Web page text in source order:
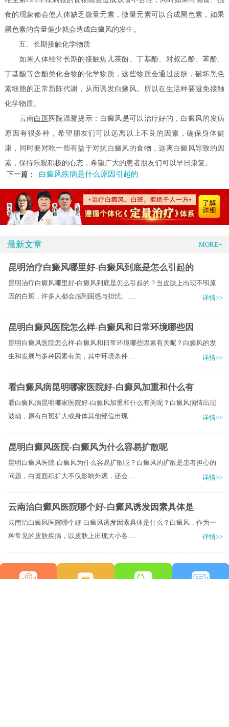
食的现象都会使人体缺乏微量元素，微量元素可以合成黑色素，如果
黑色素的含量偏少就会造成白癜风的发生。
五、长期接触化学物质
如果人体经常长期的接触焦儿茶酚、丁基酚、对叔乙酚、苯酚、
丁基酸等含酚类化合物的化学物质，这些物质会通过皮肤，破坏黑色
素细胞的正常新陈代谢，从而诱发白癜风。所以在生活种要避免接触
化学物质。
云南白斑 医院温馨提示：白癜风是可以治疗好的，白癜风的发病
原因有很多种，希望朋友们可以远离以上不良的因素，确保身体健
康，同时要对吃一些有益于对抗白癜风的食物，远离白癜风导致的因
素，保持乐观积极的心态，希望广大的患者朋友们可以早日康复。
下一篇：
白癜风疾病是什么原因引起的
最新文章 MORE+
昆明治疗白癜风哪里好-白癜风到底是怎么引起的
昆明治疗白癜风哪里好-白癜风到底是怎么引起的？当皮肤上出现不明原
因的白斑，许多人都会感到困惑与担忧。.....
详情>>
昆明白癜风医院怎么样-白癜风和日常环境哪些因
昆明白癜风医院怎么样-白癜风和日常环境哪些因素有关呢？白癜风的发
生和发展与多种因素有关，其中环境条件.....
详情>>
看白癜风病昆明哪家医院好-白癜风加重和什么有
看白癜风病昆明哪家医院好-白癜风加重和什么有关呢？白癜风病情出现
波动，原有白斑扩大或身体其他部位出现.....
详情>>
昆明白癜风医院-白癜风为什么容易扩散呢
昆明白癜风医院-白癜风为什么容易扩散呢？白癜风的扩散是患者担心的
问题，白斑面积扩大不仅影响外观，还会.....
详情>>
云南治白癜风医院哪个好-白癜风诱发因素具体是
云南治白癜风医院哪个好-白癜风诱发因素具体是什么？白癜风，作为一
种常见的皮肤疾病，以皮肤上出现大小各.....
详情>>